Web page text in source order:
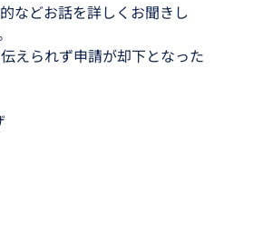
などお話を詳しくお聞きし
えられず申請が却下となった